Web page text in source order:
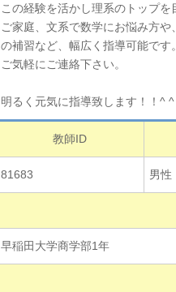
この経験を活かし理系のトップを
ご家庭、文系で数学にお悩み方や
の補習など、幅広く指導可能です
ご気軽にご連絡下さい。
明るく元気に指導致します！！^ ^
教師ID
81683 男性
早稲田大学商学部1年